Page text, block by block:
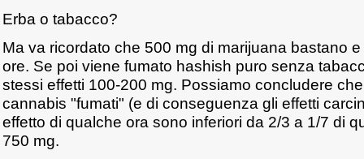
Erba o tabacco?
Ma va ricordato che 500 mg di marijuana bastano
ore. Se poi viene fumato hashish puro senza
stessi effetti 100-200 mg. Possiamo concludere
cannabis "fumati" (e di conseguenza gli effetti
effetto di qualche ora sono inferiori da 2/3 a 1/7 di
750 mg.